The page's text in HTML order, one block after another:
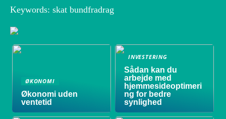
Keywords: skat bundfradrag
ØKONOMI
Økonomi uden
ventetid
INVESTERING
Sådan kan du
arbejde med
hjemmesideoptimeri
ng for bedre
synlighed